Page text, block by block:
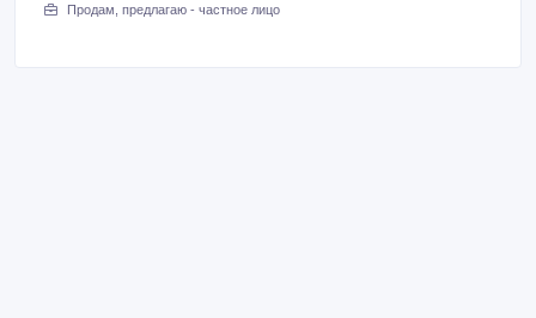
Продам, предлагаю - частное лицо